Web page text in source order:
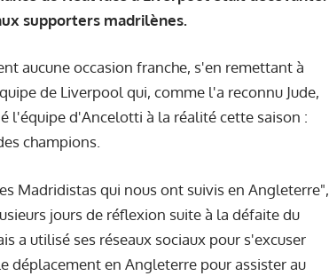
supporters madrilènes.
aucune occasion franche, s'en remettant à
de Liverpool qui, comme l'a reconnu Jude,
l'équipe d'Ancelotti à la réalité cette saison :
champions.
Madridistas qui nous ont suivis en Angleterre",
jours de réflexion suite à la défaite du
a utilisé ses réseaux sociaux pour s'excuser
déplacement en Angleterre pour assister au